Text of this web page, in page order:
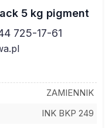
5 kg pigment
725-17-61
ZAMIENNIK
INK BKP 249